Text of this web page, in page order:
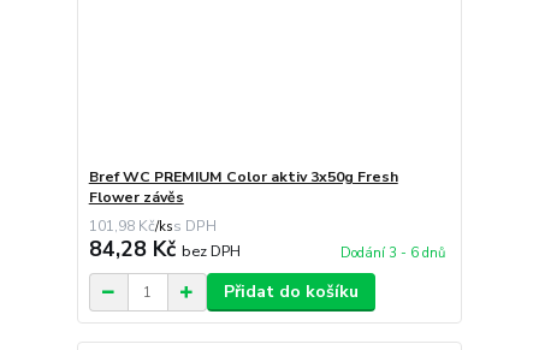
Bref WC PREMIUM Color aktiv 3x50g Fresh
Flower závěs
101,98 Kč/ks
84,28 Kč bez DPH Dodání 3 - 6 dnů
Přidat do košíku